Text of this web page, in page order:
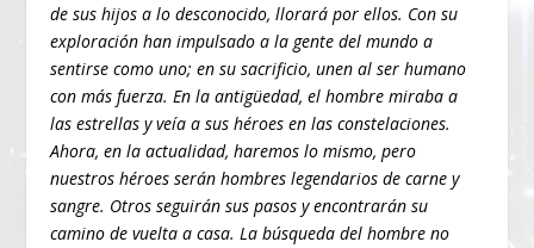
de sus hijos a lo desconocido, llorará por ellos. Con su
exploración han impulsado a la gente del mundo a
sentirse como uno; en su sacrificio, unen al ser humano
con más fuerza. En la antigüedad, el hombre miraba a
las estrellas y veía a sus héroes en las constelaciones.
Ahora, en la actualidad, haremos lo mismo, pero
nuestros héroes serán hombres legendarios de carne y
sangre. Otros seguirán sus pasos y encontrarán su
camino de vuelta a casa. La búsqueda del hombre no